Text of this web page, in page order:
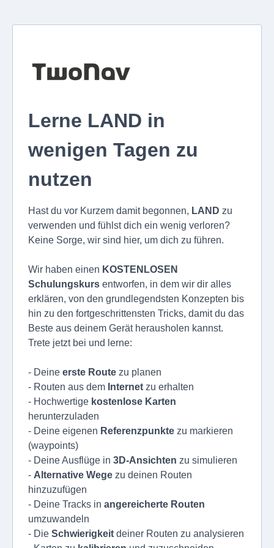
Lerne LAND in
wenigen Tagen zu
nutzen
Hast du vor Kurzem damit begonnen, LAND zu
verwenden und fühlst dich ein wenig verloren?
Keine Sorge, wir sind hier, um dich zu führen.
Wir haben einen KOSTENLOSEN
Schulungskurs entworfen, in dem wir dir alles
erklären, von den grundlegendsten Konzepten bis
hin zu den fortgeschrittensten Tricks, damit du das
Beste aus deinem Gerät herausholen kannst.
Trete jetzt bei und lerne:
- Deine erste Route zu planen
- Routen aus dem Internet zu erhalten
- Hochwertige kostenlose Karten
herunterzuladen
- Deine eigenen Referenzpunkte zu markieren
(waypoints)
- Deine Ausflüge in 3D-Ansichten zu simulieren
- Alternative Wege zu deinen Routen
hinzuzufügen
- Deine Tracks in angereicherte Routen
umzuwandeln
- Die Schwierigkeit deiner Routen zu analysieren